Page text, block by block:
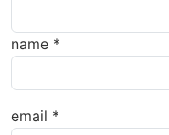
name *
email *